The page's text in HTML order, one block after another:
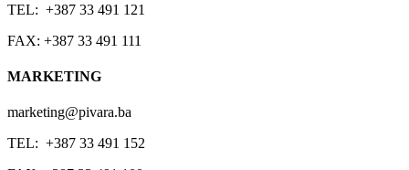
TEL: +387 33 491 121
FAX: +387 33 491 111
MARKETING
marketing@pivara.ba
TEL: +387 33 491 152